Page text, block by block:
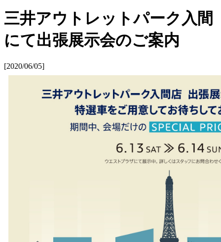
三井アウトレットパーク入間
にて出張展示会のご案内
[2020/06/05]